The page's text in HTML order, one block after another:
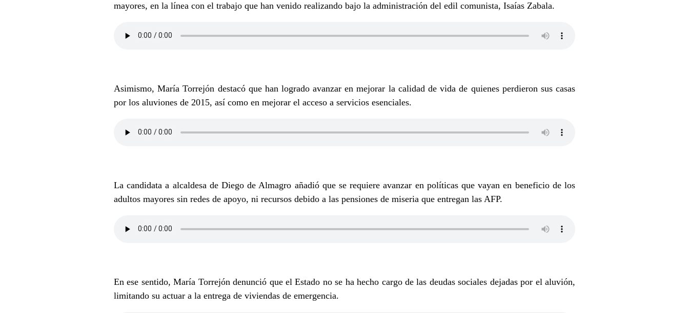
mayores, en la línea con el trabajo que han venido realizando bajo la administración del edil comunista, Isaías Zabala.
Asimismo, María Torrejón destacó que han logrado avanzar en mejorar la calidad de vida de quienes perdieron sus casas
por los aluviones de 2015, así como en mejorar el acceso a servicios esenciales.
La candidata a alcaldesa de Diego de Almagro añadió que se requiere avanzar en políticas que vayan en beneficio de los
adultos mayores sin redes de apoyo, ni recursos debido a las pensiones de miseria que entregan las AFP.
En ese sentido, María Torrejón denunció que el Estado no se ha hecho cargo de las deudas sociales dejadas por el aluvión,
limitando su actuar a la entrega de viviendas de emergencia.